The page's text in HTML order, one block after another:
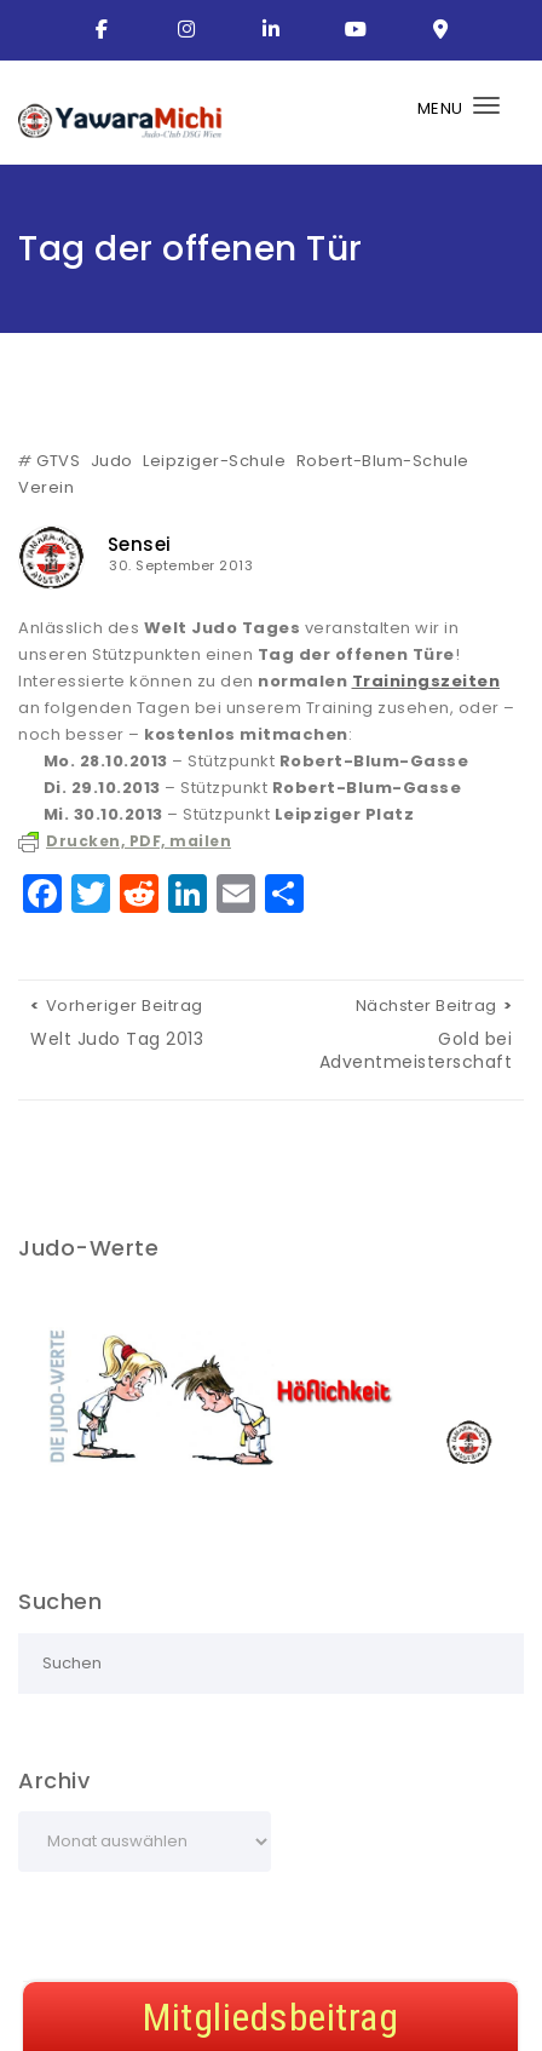
MENU
Tag der offenen Tür
# GTVS Judo Leipziger-Schule Robert-Blum-Schule
Verein
Sensei
30. September 2013
Anlässlich des Welt Judo Tages veranstalten wir in
unseren Stützpunkten einen Tag der offenen Türe!
Interessierte können zu den normalen Trainingszeiten
an folgenden Tagen bei unserem Training zusehen, oder –
noch besser – kostenlos mitmachen:
Mo. 28.10.2013 – Stützpunkt Robert-Blum-Gasse
Di. 29.10.2013 – Stützpunkt Robert-Blum-Gasse
Mi. 30.10.2013 – Stützpunkt Leipziger Platz
Drucken, PDF, mailen
F
a
e
b
T
w
te
r
R
e
di
t
Li
n
E
m
Vorheriger Beitrag
Welt Judo Tag 2013
Nächster Beitrag
Gold bei
Adventmeisterschaft
Judo-Werte
Suchen
Archiv
Mitgliedsbeitrag